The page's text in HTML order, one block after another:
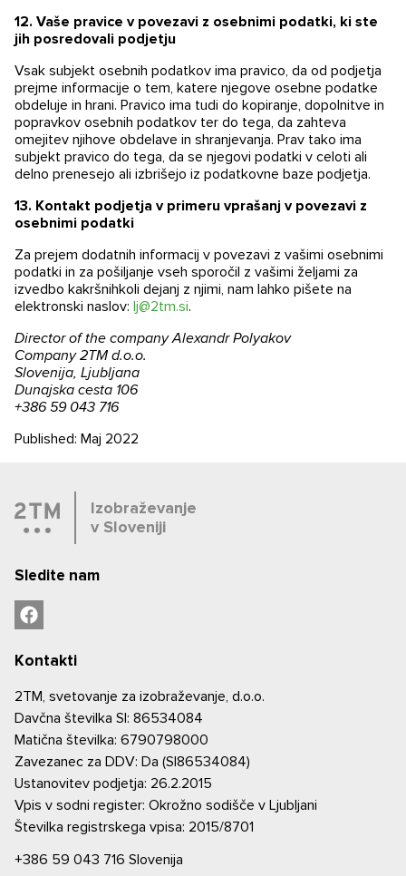
12. Vaše pravice v povezavi z osebnimi podatki, ki ste
jih posredovali podjetju
Vsak subjekt osebnih podatkov ima pravico, da od podjetja
prejme informacije o tem, katere njegove osebne podatke
obdeluje in hrani. Pravico ima tudi do kopiranje, dopolnitve in
popravkov osebnih podatkov ter do tega, da zahteva
omejitev njihove obdelave in shranjevanja. Prav tako ima
subjekt pravico do tega, da se njegovi podatki v celoti ali
delno prenesejo ali izbrišejo iz podatkovne baze podjetja.
13. Kontakt podjetja v primeru vprašanj v povezavi z
osebnimi podatki
Za prejem dodatnih informacij v povezavi z vašimi osebnimi
podatki in za pošiljanje vseh sporočil z vašimi željami za
izvedbo kakršnihkoli dejanj z njimi, nam lahko pišete na
elektronski naslov: lj@2tm.si.
Director of the company Alexandr Polyakov
Company 2ТМ d.o.o.
Slovenija, Ljubljana
Dunajska cesta 106
+386 59 043 716
Published: Maj 2022
Izobraževanje
v Sloveniji
Sledite nam
Kontakti
2TM, svetovanje za izobraževanje, d.o.o.
Davčna številka SI: 86534084
Matična številka: 6790798000
Zavezanec za DDV: Da (SI86534084)
Ustanovitev podjetja: 26.2.2015
Vpis v sodni register: Okrožno sodišče v Ljubljani
Številka registrskega vpisa: 2015/8701
+386 59 043 716 Slovenija